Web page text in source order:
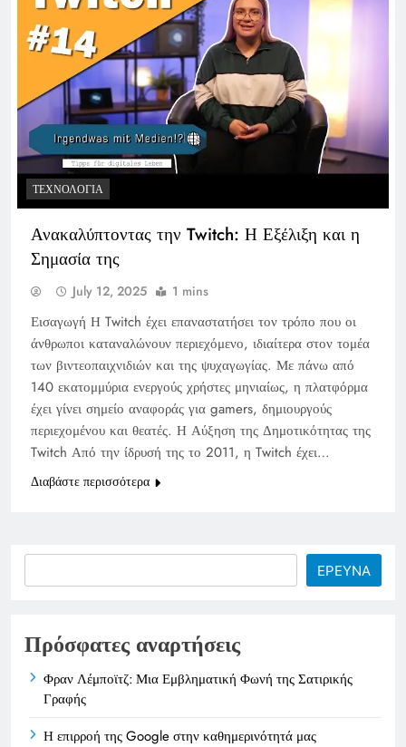
ΤΕΧΝΟΛΟΓΊΑ
Ανακαλύπτοντας την Twitch: Η Εξέλιξη και η
Σημασία της
July 12, 2025 1 mins
Εισαγωγή Η Twitch έχει επαναστατήσει τον τρόπο που οι
άνθρωποι καταναλώνουν περιεχόμενο, ιδιαίτερα στον τομέα
των βιντεοπαιχνιδιών και της ψυχαγωγίας. Με πάνω από
140 εκατομμύρια ενεργούς χρήστες μηνιαίως, η πλατφόρμα
έχει γίνει σημείο αναφοράς για gamers, δημιουργούς
περιεχομένου και θεατές. Η Αύξηση της Δημοτικότητας της
Twitch Από την ίδρυσή της το 2011, η Twitch έχει…
Διαβάστε περισσότερα
ΕΡΕΥΝΑ
Πρόσφατες αναρτήσεις
Φραν Λέμποϊτζ: Μια Εμβληματική Φωνή της Σατιρικής
Γραφής
Η επιρροή της Google στην καθημερινότητά μας